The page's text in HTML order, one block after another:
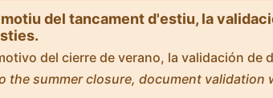
del tancament d'estiu, la
del cierre de verano, la validación
the summer closure, document